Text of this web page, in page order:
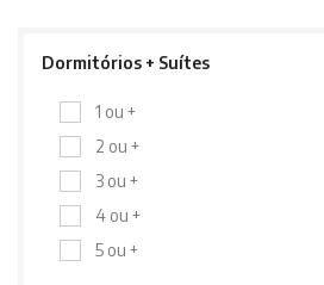
Dormitórios + Suítes
1 ou +
2 ou +
3 ou +
4 ou +
5 ou +